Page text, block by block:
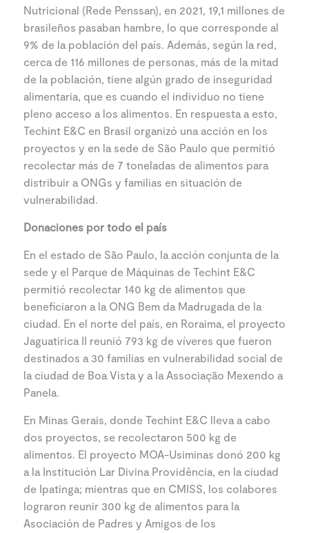
Nutricional (Rede Penssan), en 2021, 19,1 millones de
brasileños pasaban hambre, lo que corresponde al
9% de la población del país. Además, según la red,
cerca de 116 millones de personas, más de la mitad
de la población, tiene algún grado de inseguridad
alimentaria, que es cuando el individuo no tiene
pleno acceso a los alimentos. En respuesta a esto,
Techint E&C en Brasil organizó una acción en los
proyectos y en la sede de São Paulo que permitió
recolectar más de 7 toneladas de alimentos para
distribuir a ONGs y familias en situación de
vulnerabilidad.
Donaciones por todo el país
En el estado de São Paulo, la acción conjunta de la
sede y el Parque de Máquinas de Techint E&C
permitió recolectar 140 kg de alimentos que
beneficiaron a la ONG Bem da Madrugada de la
ciudad. En el norte del país, en Roraima, el proyecto
Jaguatirica II reunió 793 kg de víveres que fueron
destinados a 30 familias en vulnerabilidad social de
la ciudad de Boa Vista y a la Associação Mexendo a
Panela.
En Minas Gerais, donde Techint E&C lleva a cabo
dos proyectos, se recolectaron 500 kg de
alimentos. El proyecto MOA-Usiminas donó 200 kg
a la Institución Lar Divina Providência, en la ciudad
de Ipatinga; mientras que en CMISS, los colabores
lograron reunir 300 kg de alimentos para la
Asociación de Padres y Amigos de los